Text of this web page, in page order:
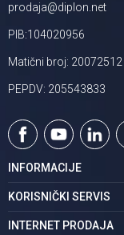
prodaja@diplon.net
PIB:104020956
Matični broj: 20072512
PEPDV: 205543833
INFORMACIJE
O nama
Podaci o trgovcu
KORISNIČKI SERVIS
Uslovi korišćenja
INTERNET PRODAJA